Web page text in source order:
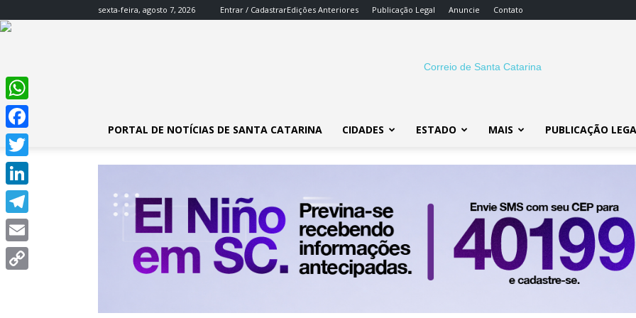
sexta-feira, agosto 7, 2026 Entrar / CadastrarEdições Anteriores Publicação Legal Anuncie Contato
SC
PORTAL DE NOTÍCIAS DE SANTA CATARINA CIDADES ESTADO MAIS PUBLICAÇÃO
WhatsApp
Facebook
Twitter
LinkedIn
Telegram
Email